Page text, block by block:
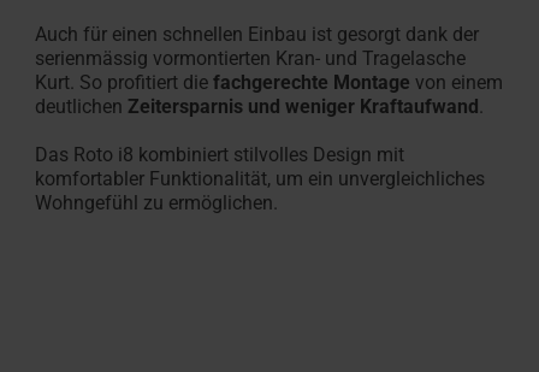
Auch für einen schnellen Einbau ist gesorgt dank der
serienmässig vormontierten Kran- und Tragelasche
Kurt. So profitiert die fachgerechte Montage von einem
deutlichen Zeitersparnis und weniger Kraftaufwand.
Das Roto i8 kombiniert stilvolles Design mit
komfortabler Funktionalität, um ein unvergleichliches
Wohngefühl zu ermöglichen.